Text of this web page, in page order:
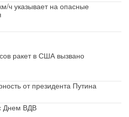
ч указывает на опасные
ракет в США вызвано
от президента Путина
Днем ВДВ